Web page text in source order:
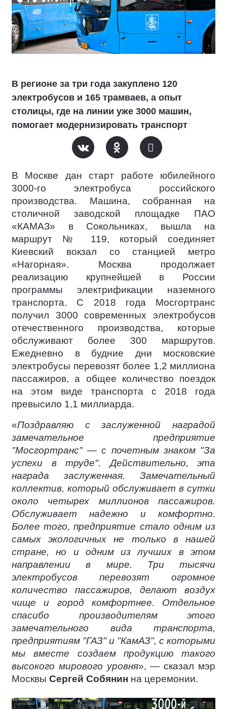
В регионе за три года закуплено 120
электробусов и 165 трамваев, а опыт
столицы, где на линии уже 3000 машин,
помогает модернизировать транспорт
В Москве дан старт работе юбилейного
3000-го электробуса российского
производства. Машина, собранная на
столичной заводской площадке ПАО
«КАМАЗ» в Сокольниках, вышла на
маршрут № 119, который соединяет
Киевский вокзал со станцией метро
«Нагорная». Москва продолжает
реализацию крупнейшей в России
программы электрификации наземного
транспорта. С 2018 года Мосгортранс
получил 3000 современных электробусов
отечественного производства, которые
обслуживают более 300 маршрутов.
Ежедневно в будние дни московские
электробусы перевозят более 1,2 миллиона
пассажиров, а общее количество поездок
на этом виде транспорта с 2018 года
превысило 1,1 миллиарда.
«Поздравляю с заслуженной наградой
замечательное предприятие
"Мосгортранс" — с почетным знаком "За
успехи в труде". Действительно, эта
награда заслуженная. Замечательный
коллектив, который обслуживает в сутки
около четырех миллионов пассажиров.
Обслуживает надежно и комфортно.
Более того, предприятие стало одним из
самых экологичных не только в нашей
стране, но и одним из лучших в этом
направлении в мире. Три тысячи
электробусов перевозят огромное
количество пассажиров, делают воздух
чище и город комфортнее. Отдельное
спасибо производителям этого
замечательного вида транспорта,
предприятиям "ГАЗ" и "КамАЗ", с которыми
мы вместе создаем продукцию такого
высокого мирового уровня», — сказал мэр
Москвы Сергей Собянин на церемонии.